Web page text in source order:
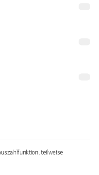
teilweise